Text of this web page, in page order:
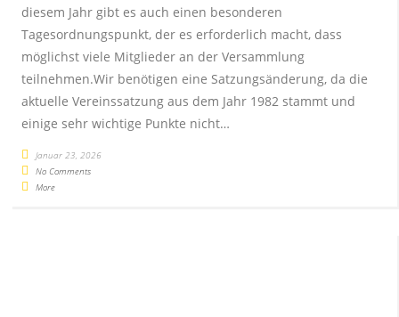
diesem Jahr gibt es auch einen besonderen
Tagesordnungspunkt, der es erforderlich macht, dass
möglichst viele Mitglieder an der Versammlung
teilnehmen.Wir benötigen eine Satzungsänderung, da die
aktuelle Vereinssatzung aus dem Jahr 1982 stammt und
einige sehr wichtige Punkte nicht…
Januar 23, 2026
No Comments
More